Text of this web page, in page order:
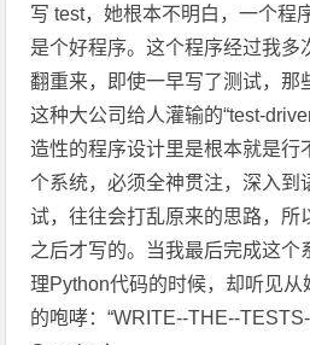
写 test，她根本不明白，一个程
是个好程序。这个程序经过我多
翻重来，即使一早写了测试，那
这种大公司给人灌输的“test-
造性的程序设计里是根本就是行
个系统，必须全神贯注，深入到
试，往往会打乱原来的思路，所
之后才写的。当我最后完成这个
理Python代码的时候，却听见从
的咆哮：“WRITE--THE--